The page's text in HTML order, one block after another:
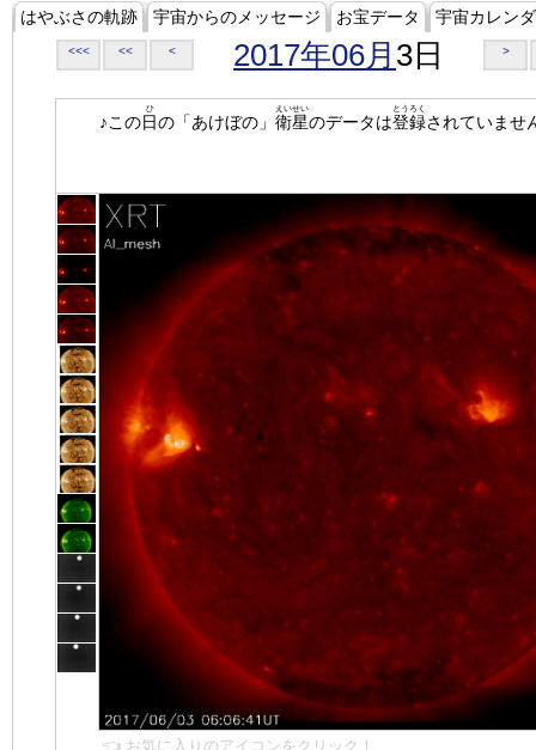
はやぶさの軌跡 宇宙からのメッセージ お宝データ 宇宙カレン
<<< << < 2017年06月 3日 >
♪この日
ひ
の「あけぼの」 衛星
えいせい
のデータは登録
とうろく
されていませ
👈 お気に入りのアイコンをクリック！